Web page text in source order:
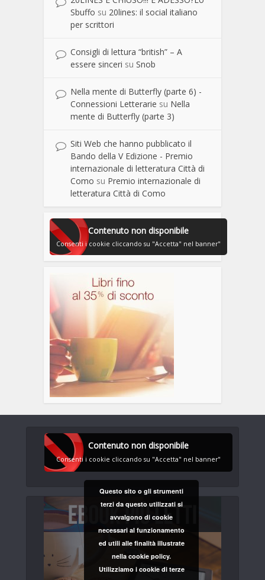
Sbuffo su 20lines: il social italiano
per scrittori
Consigli di lettura “british” – A
essere sinceri su Snob
Nella mente di Butterfly (parte 6) -
Connessioni Letterarie su Nella
mente di Butterfly (parte 3)
Siti Web che hanno pubblicato il
Bando della V Edizione - Premio
internazionale di letteratura Città di
Como su Premio internazionale di
letteratura Città di Como
Contenuto non disponibile
Consenti i cookie cliccando su "Accetta" nel banner"
Contenuto non disponibile
Consenti i cookie cliccando su "Accetta" nel banner"
Questo sito o gli strumenti
terzi da questo utilizzati si
avvalgono di cookie
necessari al funzionamento
ed utili alle finalità illustrate
nella cookie policy.
Utilizziamo i cookie di terze